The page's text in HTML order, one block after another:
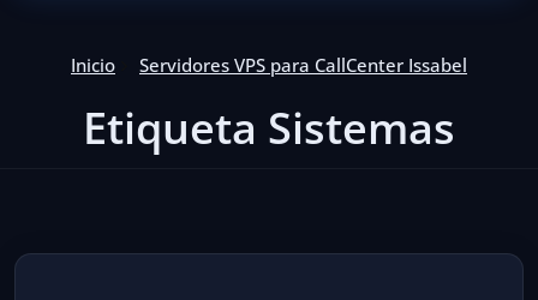
Inicio Servidores VPS para CallCenter Issabel
Etiqueta Sistemas